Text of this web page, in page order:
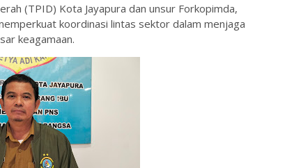
(TPID) Kota Jayapura dan unsur Forkopimda,
koordinasi lintas sektor dalam menjaga
keagamaan.